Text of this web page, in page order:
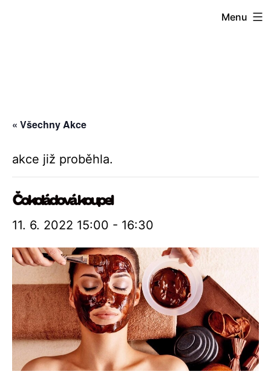
Menu
« Všechny Akce
akce již proběhla.
Čokoládová koupel
11. 6. 2022 15:00 - 16:30